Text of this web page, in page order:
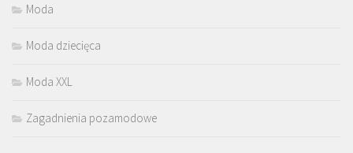
Moda
Moda dziecięca
Moda XXL
Zagadnienia pozamodowe